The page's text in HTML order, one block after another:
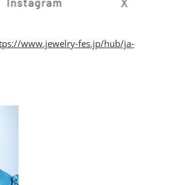
www.jewelry-fes.jp/hub/ja-